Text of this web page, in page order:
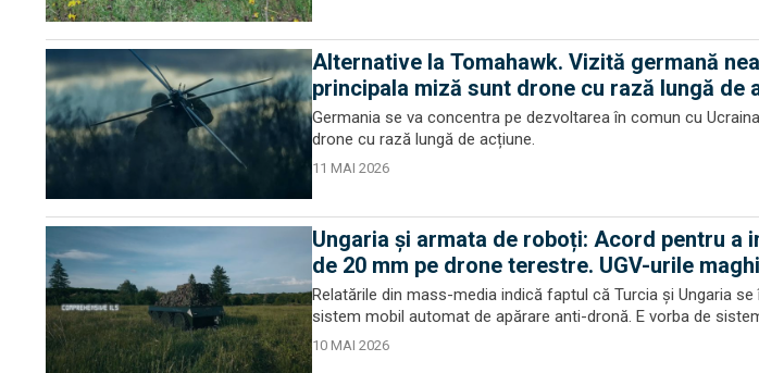
Alternative la Tomahawk. Vizită germană
principala miză sunt drone cu rază lungă de
Germania se va concentra pe dezvoltarea în comun cu
drone cu rază lungă de acțiune.
11 MAI 2026
Ungaria și armata de roboți: Acord pentru a
de 20 mm pe drone terestre. UGV-urile
Relatările din mass-media indică faptul că Turcia și Ungaria
sistem mobil automat de apărare anti-dronă. E vorba de
10 MAI 2026